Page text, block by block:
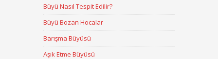
Büyü Nasıl Tespit Edilir?
Büyü Bozan Hocalar
Barışma Büyüsü
Aşık Etme Büyüsü